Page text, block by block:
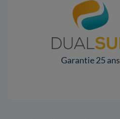
Garantie 25 ans